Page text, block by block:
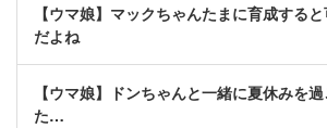
【ウマ娘】マックちゃんたまに育成する
だよね
【ウマ娘】ドンちゃんと一緒に夏休みを
た…